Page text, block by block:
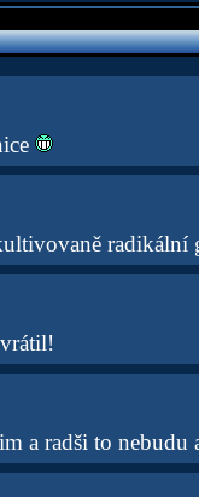
radikální
a radši to nebudu